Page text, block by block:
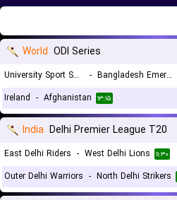
World ODI Series
University Sport South Africa - Bangladesh Emerging
Ireland - Afghanistan ۱۳:۱۵
India Delhi Premier League T20
East Delhi Riders - West Delhi Lions ۱۱:۳۰
Outer Delhi Warriors - North Delhi Strikers